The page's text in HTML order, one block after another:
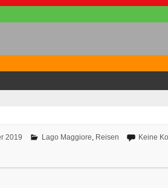
2019 Lago Maggiore, Reisen Keine